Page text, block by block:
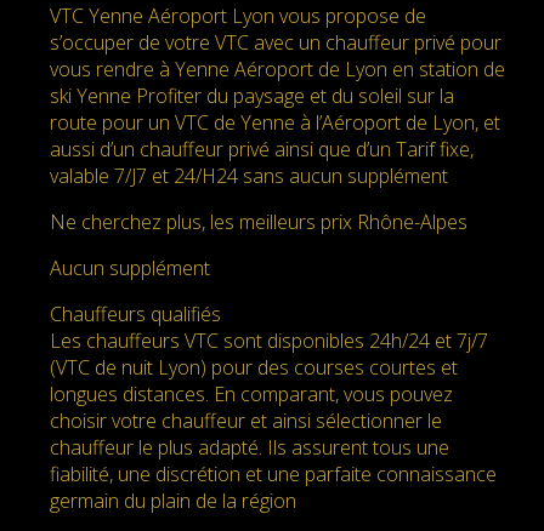
VTC Yenne Aéroport Lyon vous propose de
s’occuper de votre VTC avec un chauffeur privé pour
vous rendre à Yenne Aéroport de Lyon en station de
ski Yenne Profiter du paysage et du soleil sur la
route pour un VTC de Yenne à l’Aéroport de Lyon, et
aussi d’un chauffeur privé ainsi que d’un Tarif fixe,
valable 7/J7 et 24/H24 sans aucun supplément
Ne cherchez plus, les meilleurs prix Rhône-Alpes
Aucun supplément
Chauffeurs qualifiés
Les chauffeurs VTC sont disponibles 24h/24 et 7j/7
(VTC de nuit Lyon) pour des courses courtes et
longues distances. En comparant, vous pouvez
choisir votre chauffeur et ainsi sélectionner le
chauffeur le plus adapté. Ils assurent tous une
fiabilité, une discrétion et une parfaite connaissance
germain du plain de la région